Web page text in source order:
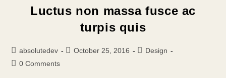
Luctus non massa fusce ac
turpis quis
absolutedev October 25, 2016
Design
0 Comments